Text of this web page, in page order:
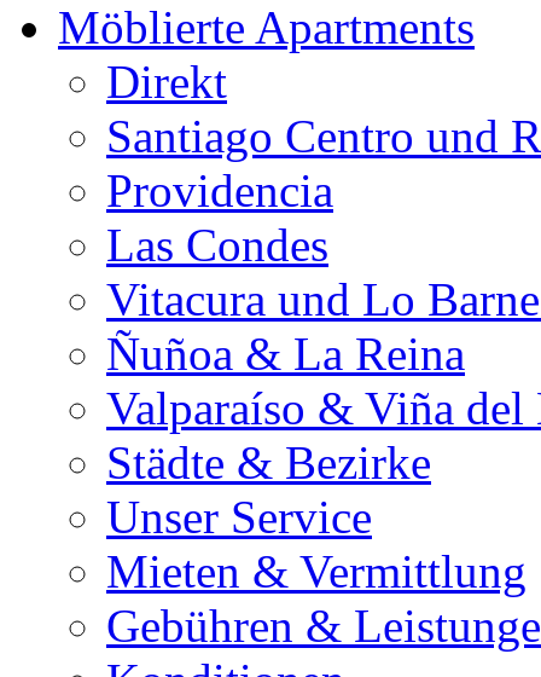
Möblierte Apartments
Direkt
Santiago Centro und
Providencia
Las Condes
Vitacura und Lo
Ñuñoa & La Reina
Valparaíso & Viña del
Städte & Bezirke
Unser Service
Mieten & Vermittlung
Gebühren &